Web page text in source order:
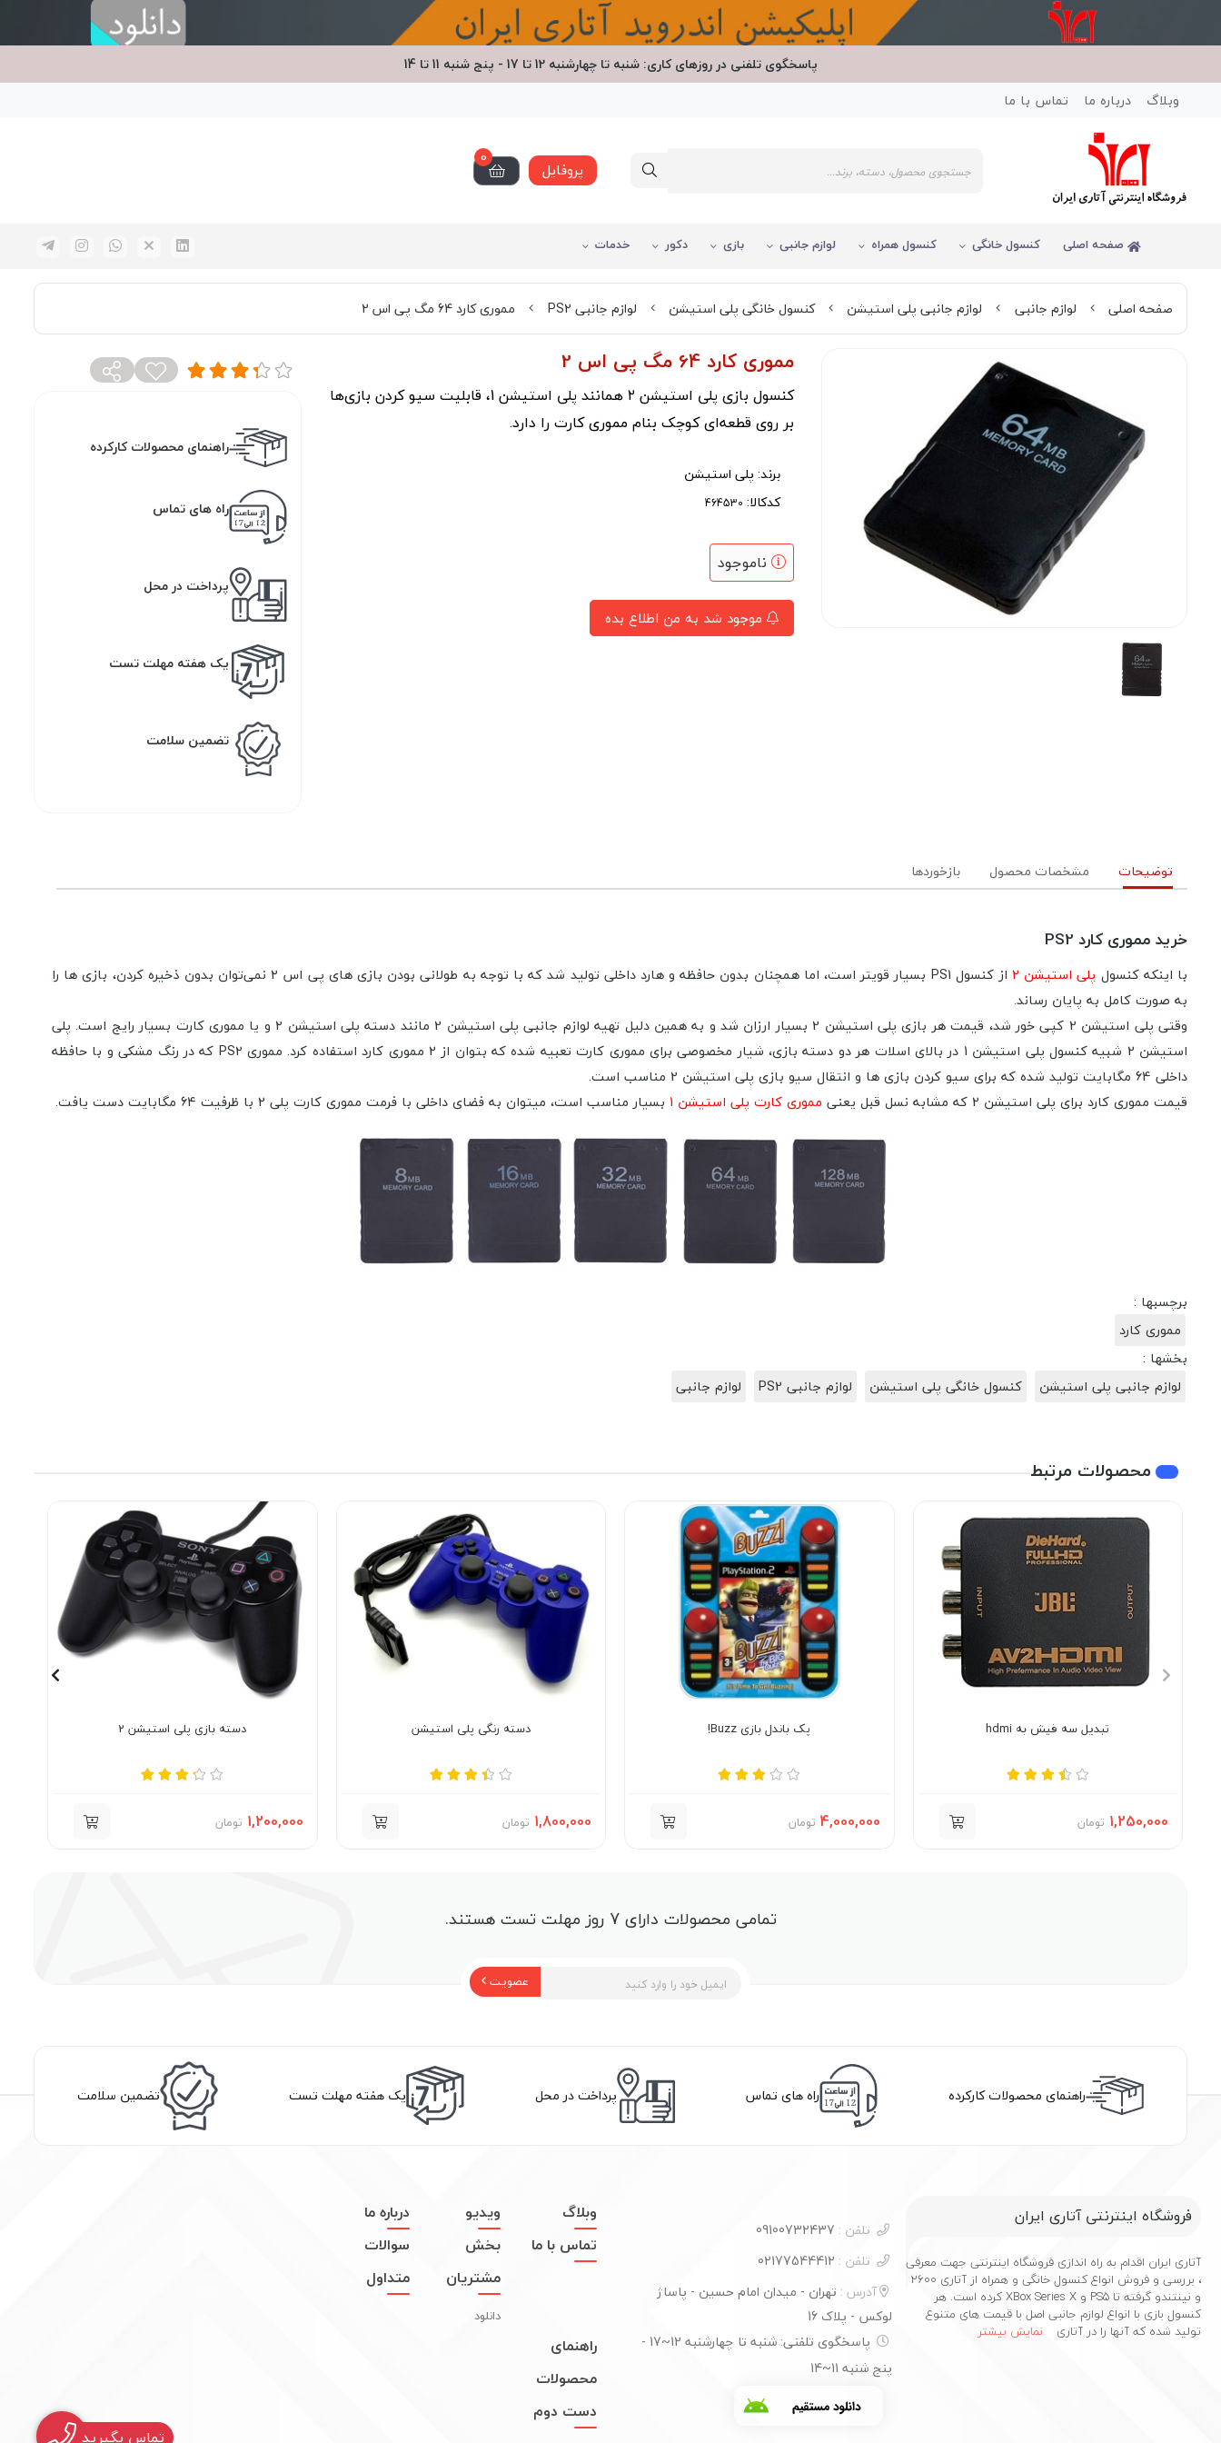
پاسخگوی تلفنی در روزهای کاری: شنبه تا چهارشنبه 12 تا 17 - پنج شنبه 11 تا 14
وبلاگ
درباره ما تماس با ما
پروفایل
0
صفحه اصلی کنسول خانگی کنسول همراه لوازم جانبی بازی دکور خدمات
صفحه اصلی لوازم جانبی لوازم جانبی پلی استیشن کنسول خانگی پلی استیشن لوازم جانبی PS2 مموری کارد 64 مگ پی اس 2
مموری کارد 64 مگ پی اس 2
کنسول بازی پلی استیشن ۲ همانند پلی استیشن 1، قابلیت سیو کردن بازی‌ها
بر روی قطعه‌ای کوچک بنام مموری کارت را دارد.
برند: پلی استیشن
کدکالا:
ناموجود
موجود شد به من اطلاع بده
راهنمای محصولات کارکرده
راه های تماس
پرداخت در محل
یک هفته مهلت تست
تضمین سلامت
توضیحات مشخصات محصول بازخوردها
خرید مموری کارد PS2
با اینکه کنسول پلی استیشن 2
از کنسول PS1 بسیار قویتر است، اما همچنان بدون حافظه و هارد داخلی تولید شد که با توجه به طولانی بودن بازی های پی اس ۲ نمی‌توان بدون ذخیره کردن، بازی ها را
به صورت کامل به پایان رساند.
وقتی پلی استیشن 2 کپی خور شد، قیمت هر بازی پلی استیشن 2 بسیار ارزان شد و به همین دلیل تهیه لوازم جانبی پلی استیشن 2 مانند دسته پلی استیشن ۲ و یا مموری کارت بسیار رایج است. پلی
استیشن 2 شبیه کنسول پلی استیشن 1 در بالای اسلات هر دو دسته بازی، شیار مخصوصی برای مموری کارت تعبیه شده که بتوان از 2 مموری کارد استفاده کرد. مموری PS2 که در رنگ مشکی و با حافظه
داخلی 64 مگابایت تولید شده که برای سیو کردن بازی ها و انتقال سیو بازی پلی استیشن 2 مناسب است.
قیمت مموری کارد برای پلی استیشن 2 که مشابه نسل قبل یعنی
مموری کارت پلی استیشن 1 بسیار مناسب است، میتوان به فضای داخلی با فرمت مموری کارت پلی 2 با ظرفیت 64 مگابایت دست یافت.
برچسبها :
مموری کارد
بخشها :
لوازم جانبی پلی استیشن
کنسول خانگی پلی استیشن لوازم جانبی PS2 لوازم جانبی
محصولات مرتبط
تبدیل سه فیش به hdmi
1,250,000 تومان
پک باندل بازی Buzz!
4,000,000 تومان
دسته رنگی پلی استیشن
1,800,000 تومان
دسته بازی پلی استیشن 2
1,200,000 تومان
تمامی محصولات دارای 7 روز مهلت تست هستند.
عضویت
راهنمای محصولات کارکرده راه های تماس پرداخت در محل یک هفته مهلت تست تضمین سلامت
فروشگاه اینترنتی آتاری ایران
آتاری ایران اقدام به راه اندازی فروشگاه اینترنتی جهت معرفی
، بررسی و فروش انواع کنسول خانگی و همراه از آتاری 2600
و نینتندو گرفته تا PS5 و XBox Series X کرده است. هر
کنسول بازی با انواع لوازم جانبی اصل با قیمت های متنوع
تولید شده که آنها را در آتاری
نمایش بیشتر
تلفن :
تلفن :
آدرس : تهران - میدان امام حسین - پاساژ
لوکس - پلاک 16
پاسخگوی تلفنی: شنبه تا چهارشنبه 12~17 -
پنج شنبه 11~14
وبلاگ ویدیو
درباره ما
تماس با ما
بخش
مشتریان
دانلود
سوالات
متداول
راهنمای
محصولات
دست دوم
تماس بگیرید